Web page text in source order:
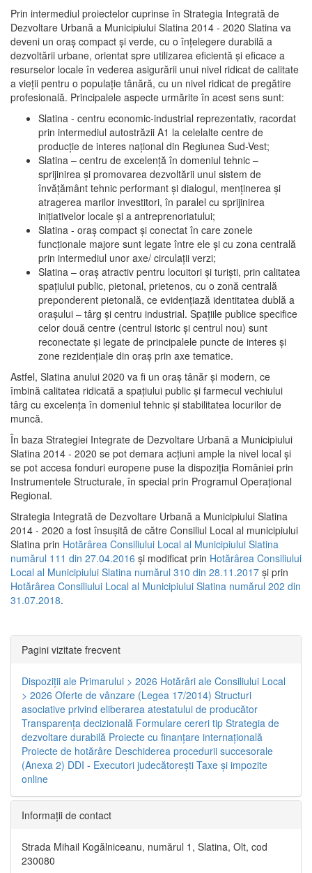
Prin intermediul proiectelor cuprinse în Strategia Integrată de
Dezvoltare Urbană a Municipiului Slatina 2014 - 2020 Slatina va
deveni un oraş compact şi verde, cu o înţelegere durabilă a
dezvoltării urbane, orientat spre utilizarea eficientă şi eficace a
resurselor locale în vederea asigurării unui nivel ridicat de calitate
a vieţii pentru o populaţie tânără, cu un nivel ridicat de pregătire
profesională. Principalele aspecte urmărite în acest sens sunt:
Slatina - centru economic-industrial reprezentativ, racordat
prin intermediul autostrăzii A1 la celelalte centre de
producţie de interes naţional din Regiunea Sud-Vest;
Slatina – centru de excelenţă în domeniul tehnic –
sprijinirea şi promovarea dezvoltării unui sistem de
învăţământ tehnic performant şi dialogul, menţinerea şi
atragerea marilor investitori, în paralel cu sprijinirea
iniţiativelor locale şi a antreprenoriatului;
Slatina - oraş compact şi conectat în care zonele
funcţionale majore sunt legate între ele şi cu zona centrală
prin intermediul unor axe/ circulații verzi;
Slatina – oraş atractiv pentru locuitori şi turişti, prin calitatea
spaţiului public, pietonal, prietenos, cu o zonă centrală
preponderent pietonală, ce evidenţiază identitatea dublă a
oraşului – târg şi centru industrial. Spaţiile publice specifice
celor două centre (centrul istoric şi centrul nou) sunt
reconectate şi legate de principalele puncte de interes şi
zone rezidenţiale din oraş prin axe tematice.
Astfel, Slatina anului 2020 va fi un oraş tânăr şi modern, ce
îmbină calitatea ridicată a spaţiului public şi farmecul vechiului
târg cu excelenţa în domeniul tehnic şi stabilitatea locurilor de
muncă.
În baza Strategiei Integrate de Dezvoltare Urbană a Municipiului
Slatina 2014 - 2020 se pot demara acţiuni ample la nivel local şi
se pot accesa fonduri europene puse la dispoziţia României prin
Instrumentele Structurale, în special prin Programul Operațional
Regional.
Strategia Integrată de Dezvoltare Urbană a Municipiului Slatina
2014 - 2020 a fost însuşită de către Consiliul Local al municipiului
Slatina prin Hotărârea Consiliului Local al Municipiului Slatina
numărul 111 din 27.04.2016 și modificat prin Hotărârea Consiliului
Local al Municipiului Slatina numărul 310 din 28.11.2017 și prin
Hotărârea Consiliului Local al Municipiului Slatina numărul 202 din
31.07.2018.
Pagini vizitate frecvent
Dispoziţii ale Primarului > 2026 Hotărâri ale Consiliului Local
> 2026 Oferte de vânzare (Legea 17/2014) Structuri
asociative privind eliberarea atestatului de producător
Transparenţa decizională Formulare cereri tip Strategia de
dezvoltare durabilă Proiecte cu finanţare internaţională
Proiecte de hotărâre Deschiderea procedurii succesorale
(Anexa 2) DDI - Executori judecătorești Taxe şi impozite
online
Informaţii de contact
Strada Mihail Kogălniceanu, numărul 1, Slatina, Olt, cod
230080